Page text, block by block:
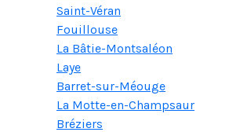
Saint-Véran
Fouillouse
La Bâtie-Montsaléon
Laye
Barret-sur-Méouge
La Motte-en-Champsaur
Bréziers